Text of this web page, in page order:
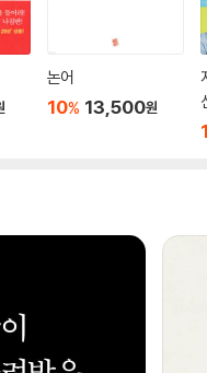
논어
10% 13,500원